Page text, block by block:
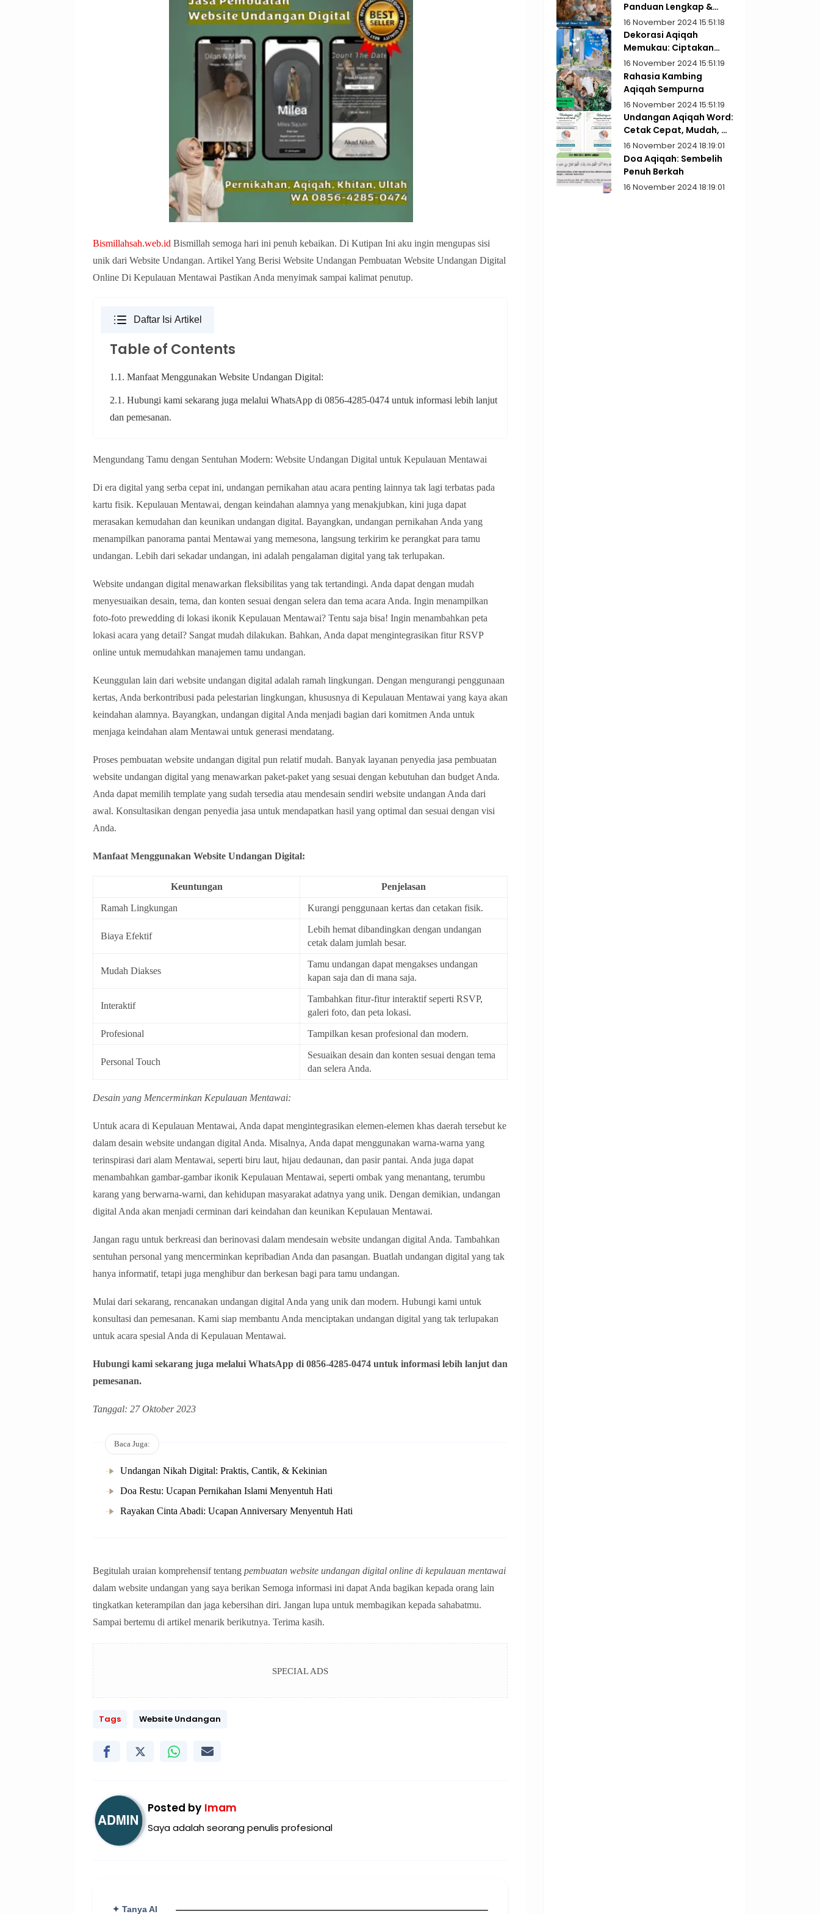
Bismillahsah.web.id Bismillah semoga hari ini penuh kebaikan. Di Kutipan Ini aku ingin mengupas sisi
unik dari Website Undangan. Artikel Yang Berisi Website Undangan Pembuatan Website Undangan Digital
Online Di Kepulauan Mentawai Pastikan Anda menyimak sampai kalimat penutup.
Daftar Isi Artikel
Table of Contents
1.1. Manfaat Menggunakan Website Undangan Digital:
2.1. Hubungi kami sekarang juga melalui WhatsApp di 0856-4285-0474 untuk informasi lebih lanjut
dan pemesanan.
Mengundang Tamu dengan Sentuhan Modern: Website Undangan Digital untuk Kepulauan Mentawai
Di era digital yang serba cepat ini, undangan pernikahan atau acara penting lainnya tak lagi terbatas pada
kartu fisik. Kepulauan Mentawai, dengan keindahan alamnya yang menakjubkan, kini juga dapat
merasakan kemudahan dan keunikan undangan digital. Bayangkan, undangan pernikahan Anda yang
menampilkan panorama pantai Mentawai yang memesona, langsung terkirim ke perangkat para tamu
undangan. Lebih dari sekadar undangan, ini adalah pengalaman digital yang tak terlupakan.
Website undangan digital menawarkan fleksibilitas yang tak tertandingi. Anda dapat dengan mudah
menyesuaikan desain, tema, dan konten sesuai dengan selera dan tema acara Anda. Ingin menampilkan
foto-foto prewedding di lokasi ikonik Kepulauan Mentawai? Tentu saja bisa! Ingin menambahkan peta
lokasi acara yang detail? Sangat mudah dilakukan. Bahkan, Anda dapat mengintegrasikan fitur RSVP
online untuk memudahkan manajemen tamu undangan.
Keunggulan lain dari website undangan digital adalah ramah lingkungan. Dengan mengurangi penggunaan
kertas, Anda berkontribusi pada pelestarian lingkungan, khususnya di Kepulauan Mentawai yang kaya akan
keindahan alamnya. Bayangkan, undangan digital Anda menjadi bagian dari komitmen Anda untuk
menjaga keindahan alam Mentawai untuk generasi mendatang.
Proses pembuatan website undangan digital pun relatif mudah. Banyak layanan penyedia jasa pembuatan
website undangan digital yang menawarkan paket-paket yang sesuai dengan kebutuhan dan budget Anda.
Anda dapat memilih template yang sudah tersedia atau mendesain sendiri website undangan Anda dari
awal. Konsultasikan dengan penyedia jasa untuk mendapatkan hasil yang optimal dan sesuai dengan visi
Anda.
Manfaat Menggunakan Website Undangan Digital:
Keuntungan Penjelasan
Ramah Lingkungan Kurangi penggunaan kertas dan cetakan fisik.
Biaya Efektif
Lebih hemat dibandingkan dengan undangan
cetak dalam jumlah besar.
Mudah Diakses
Tamu undangan dapat mengakses undangan
kapan saja dan di mana saja.
Interaktif
Tambahkan fitur-fitur interaktif seperti RSVP,
galeri foto, dan peta lokasi.
Profesional Tampilkan kesan profesional dan modern.
Personal Touch
Sesuaikan desain dan konten sesuai dengan tema
dan selera Anda.
Desain yang Mencerminkan Kepulauan Mentawai:
Untuk acara di Kepulauan Mentawai, Anda dapat mengintegrasikan elemen-elemen khas daerah tersebut ke
dalam desain website undangan digital Anda. Misalnya, Anda dapat menggunakan warna-warna yang
terinspirasi dari alam Mentawai, seperti biru laut, hijau dedaunan, dan pasir pantai. Anda juga dapat
menambahkan gambar-gambar ikonik Kepulauan Mentawai, seperti ombak yang menantang, terumbu
karang yang berwarna-warni, dan kehidupan masyarakat adatnya yang unik. Dengan demikian, undangan
digital Anda akan menjadi cerminan dari keindahan dan keunikan Kepulauan Mentawai.
Jangan ragu untuk berkreasi dan berinovasi dalam mendesain website undangan digital Anda. Tambahkan
sentuhan personal yang mencerminkan kepribadian Anda dan pasangan. Buatlah undangan digital yang tak
hanya informatif, tetapi juga menghibur dan berkesan bagi para tamu undangan.
Mulai dari sekarang, rencanakan undangan digital Anda yang unik dan modern. Hubungi kami untuk
konsultasi dan pemesanan. Kami siap membantu Anda menciptakan undangan digital yang tak terlupakan
untuk acara spesial Anda di Kepulauan Mentawai.
Hubungi kami sekarang juga melalui WhatsApp di 0856-4285-0474 untuk informasi lebih lanjut dan
pemesanan.
Tanggal: 27 Oktober 2023
Baca Juga:
Undangan Nikah Digital: Praktis, Cantik, & Kekinian
Doa Restu: Ucapan Pernikahan Islami Menyentuh Hati
Rayakan Cinta Abadi: Ucapan Anniversary Menyentuh Hati
Begitulah uraian komprehensif tentang pembuatan website undangan digital online di kepulauan mentawai
dalam website undangan yang saya berikan Semoga informasi ini dapat Anda bagikan kepada orang lain
tingkatkan keterampilan dan jaga kebersihan diri. Jangan lupa untuk membagikan kepada sahabatmu.
Sampai bertemu di artikel menarik berikutnya. Terima kasih.
SPECIAL ADS
Tags Website Undangan
Posted by Imam
Saya adalah seorang penulis profesional
✦ Tanya AI
Panduan Lengkap &
Praktis
16 November 2024 15:51:18
Dekorasi Aqiqah
Memukau: Ciptakan
Kenangan Indah
16 November 2024 15:51:19
Rahasia Kambing
Aqiqah Sempurna
16 November 2024 15:51:19
Undangan Aqiqah Word:
Cetak Cepat, Mudah, &
Gratis!
16 November 2024 18:19:01
Doa Aqiqah: Sembelih
Penuh Berkah
16 November 2024 18:19:01